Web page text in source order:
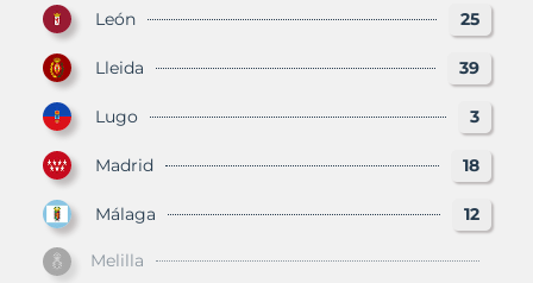
León 25
Lleida 39
Lugo 3
Madrid 18
Málaga 12
Melilla